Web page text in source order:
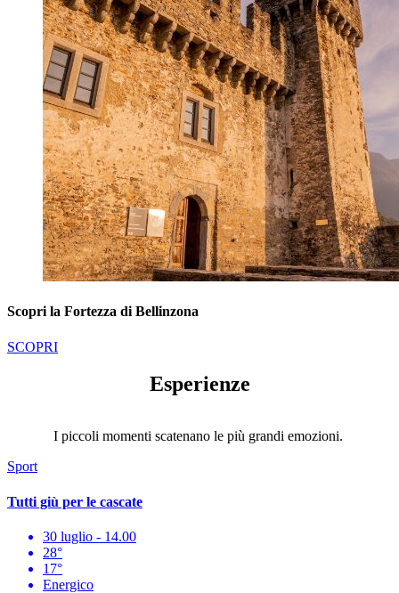
Scopri la Fortezza di Bellinzona
SCOPRI
Esperienze
I piccoli momenti scatenano le più grandi emozioni.
Sport
Tutti giù per le cascate
30 luglio - 14.00
28°
17°
Energico